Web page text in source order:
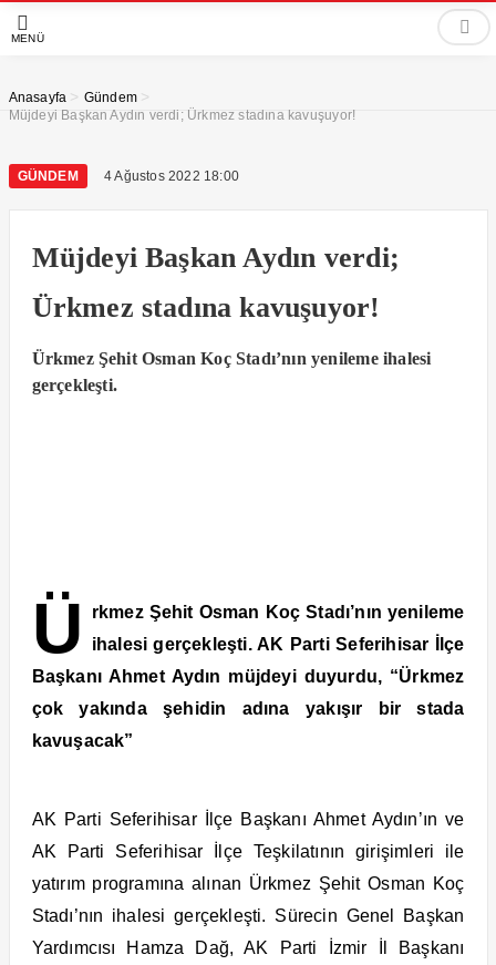
MENÜ
Anasayfa > Gündem >
Müjdeyi Başkan Aydın verdi; Ürkmez stadına kavuşuyor!
GÜNDEM 4 Ağustos 2022 18:00
Müjdeyi Başkan Aydın verdi;
Ürkmez stadına kavuşuyor!
Ürkmez Şehit Osman Koç Stadı’nın yenileme ihalesi
gerçekleşti.
Ü
rkmez Şehit Osman Koç Stadı’nın yenileme
ihalesi gerçekleşti. AK Parti Seferihisar İlçe
Başkanı Ahmet Aydın müjdeyi duyurdu, “Ürkmez
çok yakında şehidin adına yakışır bir stada
kavuşacak”
AK Parti Seferihisar İlçe Başkanı Ahmet Aydın’ın ve
AK Parti Seferihisar İlçe Teşkilatının girişimleri ile
yatırım programına alınan Ürkmez Şehit Osman Koç
Stadı’nın ihalesi gerçekleşti. Sürecin Genel Başkan
Yardımcısı Hamza Dağ, AK Parti İzmir İl Başkanı